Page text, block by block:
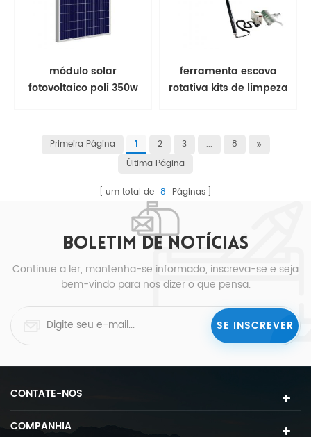
módulo solar
fotovoltaico poli 350w
ferramenta escova
rotativa kits de limpeza
Primeira Página 1 2 3 ...
8
Última Página
um total de 8 Páginas
BOLETIM DE NOTÍCIAS
Continue a ler, mantenha-se informado, inscreva-se e seja
bem-vindo para nos dizer o que pensa.
CONTATE-NOS
COMPANHIA